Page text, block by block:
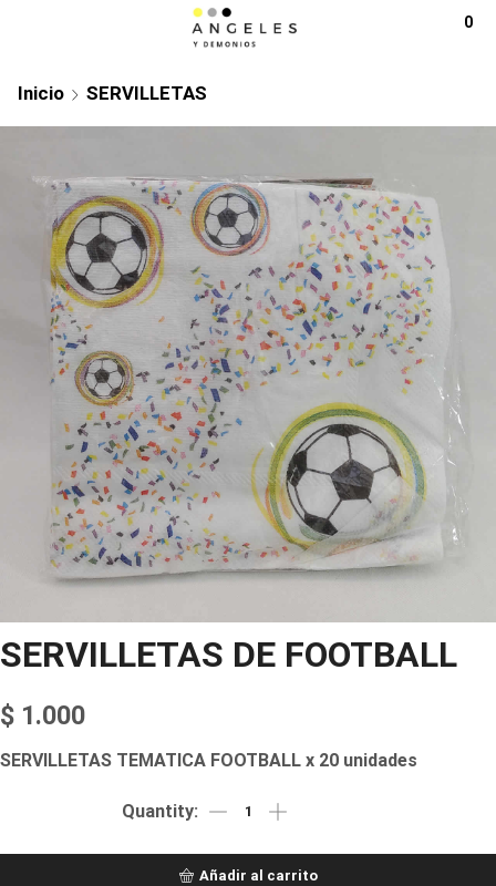
0
Inicio SERVILLETAS
SERVILLETAS DE FOOTBALL
$ 1.000
SERVILLETAS TEMATICA FOOTBALL x 20 unidades
Añadir al carrito